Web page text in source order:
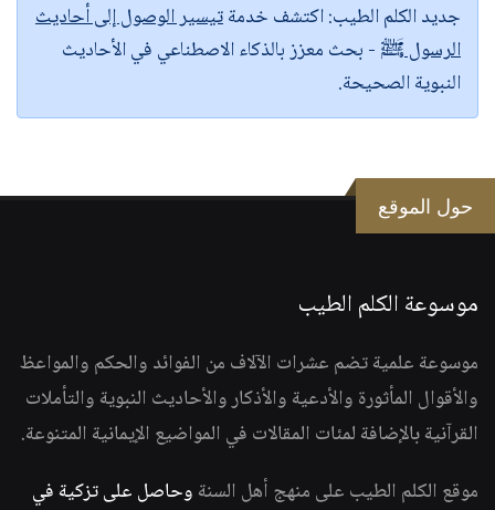
جديد الكلم الطيب:اكتشف خدمةتيسير الوصول إلى أحاديث
الرسول ﷺ - بحث معزز بالذكاء الاصطناعي في الأحاديث
النبوية الصحيحة.
حول الموقع
موسوعة الكلم الطيب
موسوعة علمية تضم عشرات الآلاف من الفوائد والحكم والمواعظ
والأقوال المأثورة والأدعية والأذكار والأحاديث النبوية والتأملات
القرآنية بالإضافة لمئات المقالات في المواضيع الإيمانية المتنوعة.
موقع الكلم الطيب على منهج أهل السنة وحاصل على تزكية في